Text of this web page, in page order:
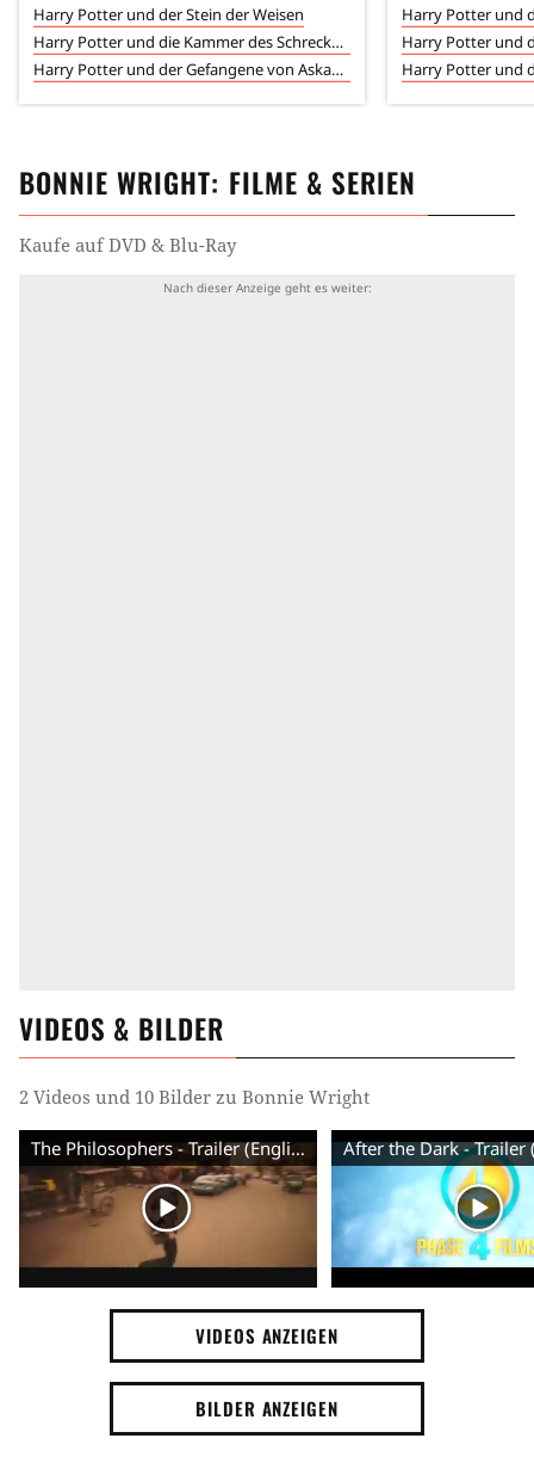
Harry Potter und der Stein der Weisen
Harry Potter und die Kammer des Schreckens
Harry Potter und der Gefangene von Askaban
Harry Potter und
BONNIE WRIGHT: FILME & SERIEN
Kaufe auf DVD & Blu-Ray
VIDEOS & BILDER
2 Videos und 10 Bilder zu Bonnie Wright
The Philosophers - Trailer (English)
VIDEOS ANZEIGEN
BILDER ANZEIGEN